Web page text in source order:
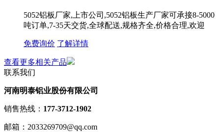
5052铝板厂家,上市公司,5052铝板生产厂家可承接8-5000
吨订单,7-35天交货,全球配送,规格齐全,价格合理,欢迎
免费询价 了解详情
查看更多相关产品
联系我们
河南明泰铝业股份有限公司
销售热线： 177-3712-1902
邮箱：2033269709@qq.com